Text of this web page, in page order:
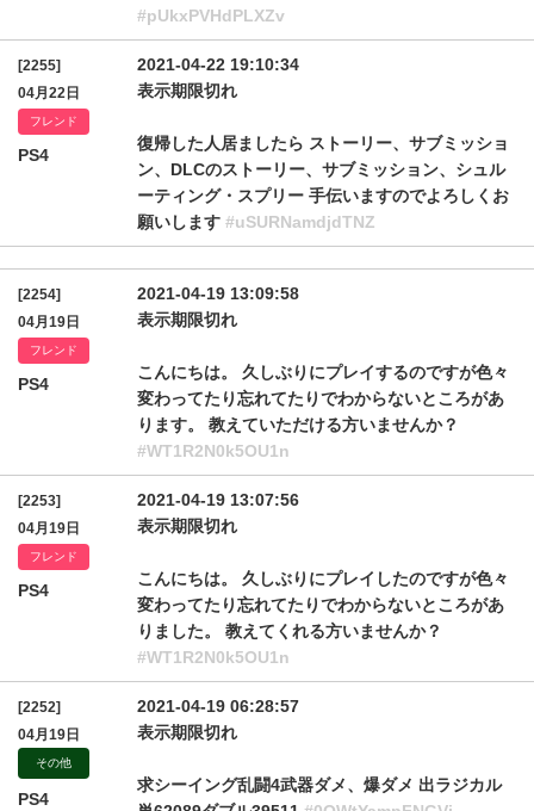
#pUkxPVHdPLXZv
[2255]
04月22日
フレンド
PS4
2021-04-22 19:10:34
表示期限切れ
復帰した人居ましたら ストーリー、サブミッショ
ン、DLCのストーリー、サブミッション、シュル
ーティング・スプリー 手伝いますのでよろしくお
願いします #uSURNamdjdTNZ
[2254]
04月19日
フレンド
PS4
2021-04-19 13:09:58
表示期限切れ
こんにちは。 久しぶりにプレイするのですが色々
変わってたり忘れてたりでわからないところがあ
ります。 教えていただける方いませんか？
#WT1R2N0k5OU1n
[2253]
04月19日
フレンド
PS4
2021-04-19 13:07:56
表示期限切れ
こんにちは。 久しぶりにプレイしたのですが色々
変わってたり忘れてたりでわからないところがあ
りました。 教えてくれる方いませんか？
#WT1R2N0k5OU1n
[2252]
04月19日
その他
PS4
2021-04-19 06:28:57
表示期限切れ
求シーイング乱闘4武器ダメ、爆ダメ 出ラジカル